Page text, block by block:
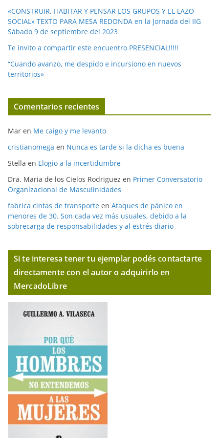
«CONSTRUIR, HABITAR Y PENSAR LOS GRUPOS Y EL LAZO
SOCIAL» TEXTO PARA MESA REDONDA en la Jornada del IIG
Sábado 9 de septiembre del 2023
Te invito a compartir este encuentro PRESENCIAL!!!!!
“Cuando avanzo, me despido e incursiono en nuevos
territorios»
Comentarios recientes
Mar en Me caigo y me levanto
cristianomega en Nunca es tarde si la dicha es buena
Stella en Elogio a la incertidumbre
Dra. Maria de los Cielos Rodriguez en Primer Conversatorio
Organizacional de Masculinidades
fabrica cintas de transporte en Ataques de pánico en
menores de 30. Son cada vez más usuales, debido a la
sobrecarga de responsabilidades y al estrés diario
Si te interesa tener tu ejemplar podés contactarte
directamente con el autor o adquirirlo en
MercadoLibre